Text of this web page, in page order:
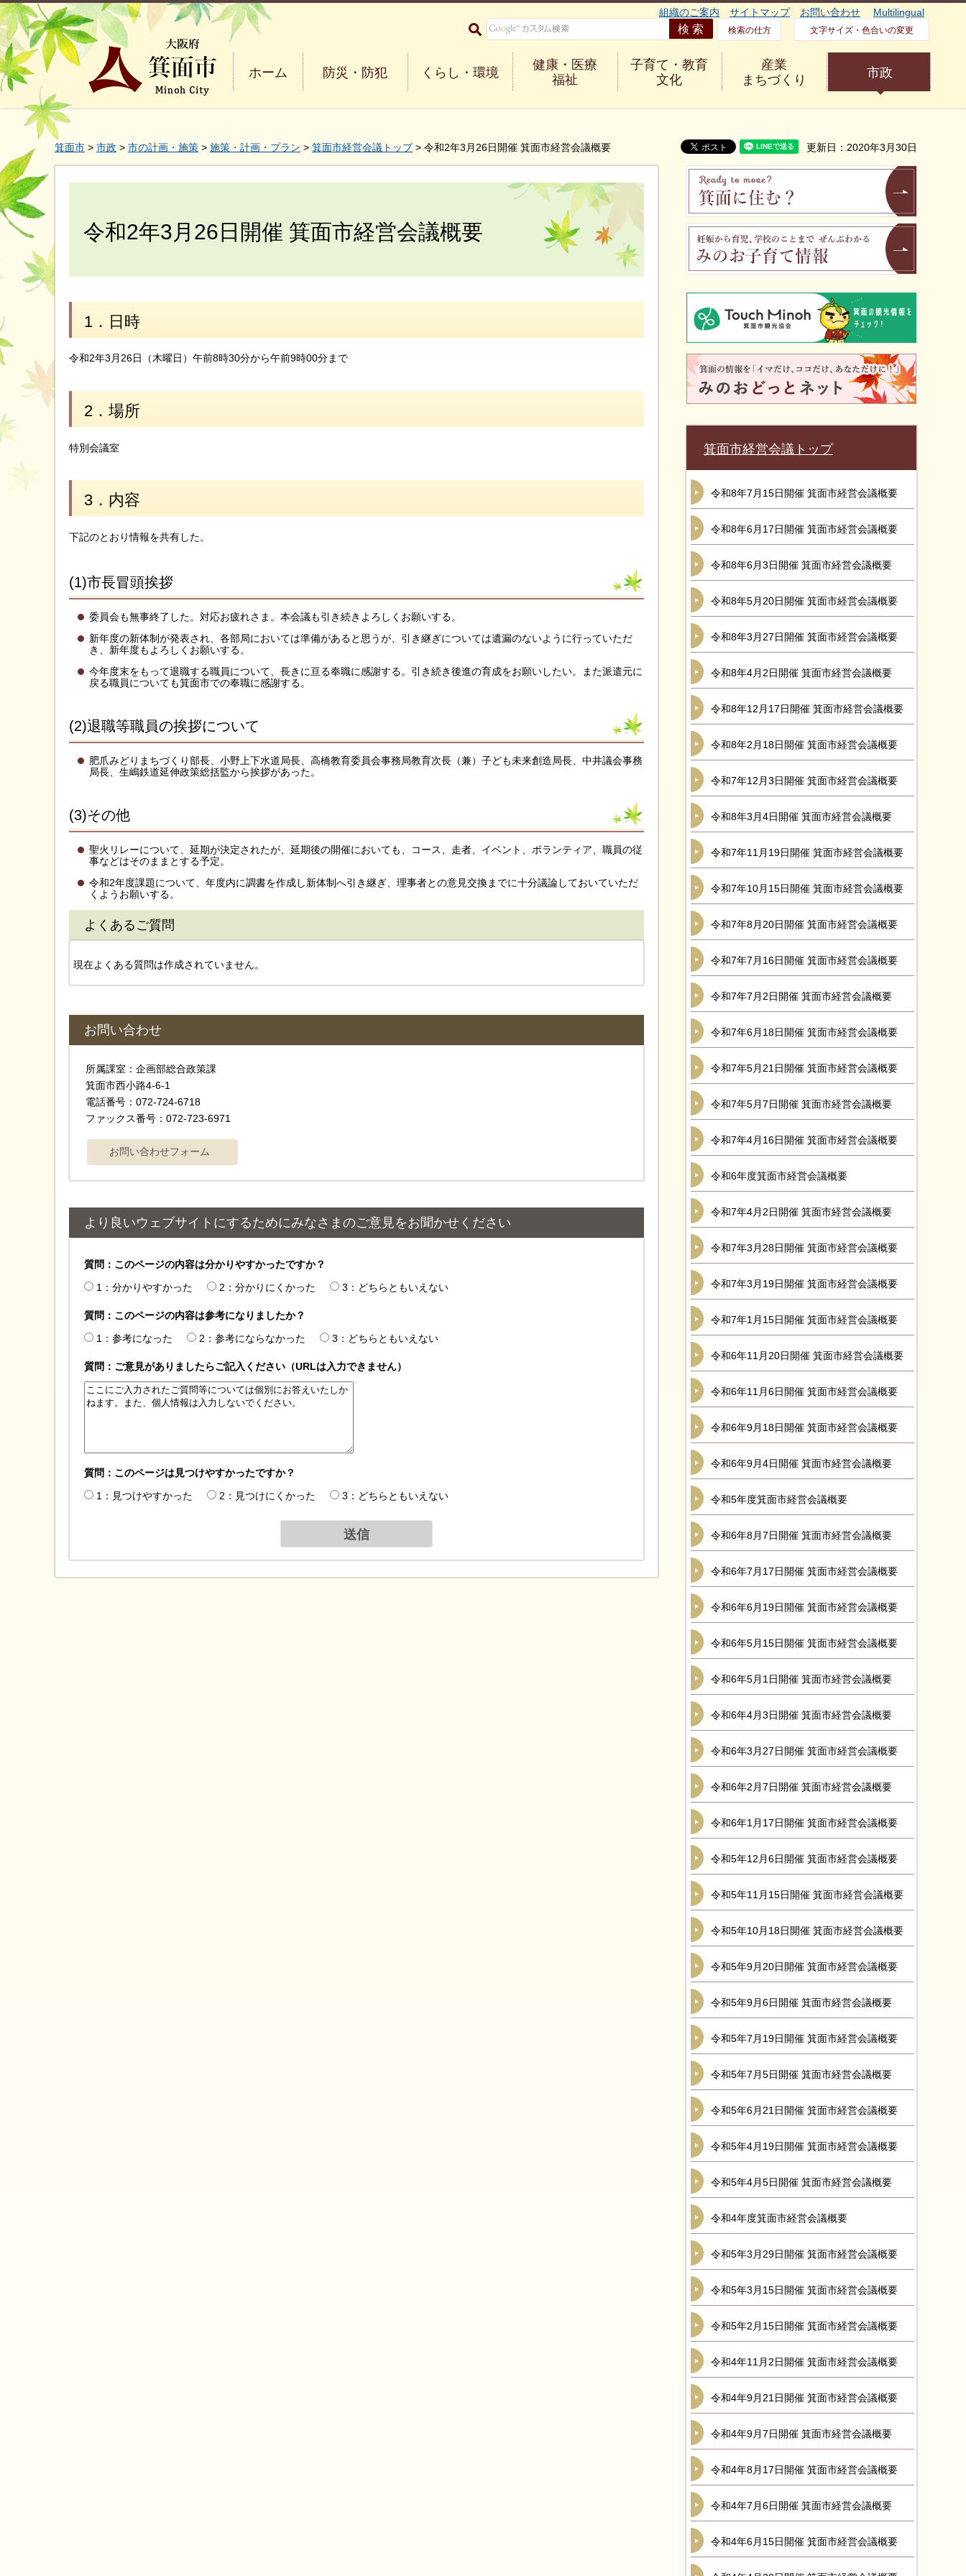
大阪府箕面市 Minoh City
組織のご案内 サイトマップ お問い合わせ Multilingual
検索の仕方 文字サイズ・色合いの変更
ホーム 防災・防犯 くらし・環境
健康・医療
福祉
子育て・教育
文化
産業
まちづくり
市政
箕面市 > 市政 > 市の計画・施策 > 施策・計画・プラン > 箕面市経営会議トップ> 令和2年3月26日開催 箕面市経営会議概要 更新日：2020年3月30日
令和2年3月26日開催 箕面市経営会議概要
1．日時
令和2年3月26日（木曜日）午前8時30分から午前9時00分まで
2．場所
特別会議室
3．内容
下記のとおり情報を共有した。
(1)市長冒頭挨拶
委員会も無事終了した。対応お疲れさま。本会議も引き続きよろしくお願いする。
新年度の新体制が発表され、各部局においては準備があると思うが、引き継ぎについては遺漏のないように行っていただ
き、新年度もよろしくお願いする。
今年度末をもって退職する職員について、長きに亘る奉職に感謝する。引き続き後進の育成をお願いしたい。また派遣元に
戻る職員についても箕面市での奉職に感謝する。
(2)退職等職員の挨拶について
肥爪みどりまちづくり部長、小野上下水道局長、高橋教育委員会事務局教育次長（兼）子ども未来創造局長、中井議会事務
局長、生嶋鉄道延伸政策総括監から挨拶があった。
(3)その他
聖火リレーについて、延期が決定されたが、延期後の開催においても、コース、走者、イベント、ボランティア、職員の従
事などはそのままとする予定。
令和2年度課題について、年度内に調書を作成し新体制へ引き継ぎ、理事者との意見交換までに十分議論しておいていただ
くようお願いする。
よくあるご質問
現在よくある質問は作成されていません。
お問い合わせ
所属課室：企画部総合政策課
箕面市西小路4‐6‐1
電話番号：072-724-6718
ファックス番号：072-723-6971
より良いウェブサイトにするためにみなさまのご意見をお聞かせください
質問：このページの内容は分かりやすかったですか？
1：分かりやすかった
2：分かりにくかった 3：どちらともいえない
質問：このページの内容は参考になりましたか？
1：参考になった
2：参考にならなかった 3：どちらともいえない
質問：ご意見がありましたらご記入ください（URLは入力できません）
質問：このページは見つけやすかったですか？
1：見つけやすかった
2：見つけにくかった 3：どちらともいえない
箕面市経営会議トップ
令和8年7月15日開催 箕面市経営会議概要
令和8年6月17日開催 箕面市経営会議概要
令和8年6月3日開催 箕面市経営会議概要
令和8年5月20日開催 箕面市経営会議概要
令和8年3月27日開催 箕面市経営会議概要
令和8年4月2日開催 箕面市経営会議概要
令和8年12月17日開催 箕面市経営会議概要
令和8年2月18日開催 箕面市経営会議概要
令和7年12月3日開催 箕面市経営会議概要
令和8年3月4日開催 箕面市経営会議概要
令和7年11月19日開催 箕面市経営会議概要
令和7年10月15日開催 箕面市経営会議概要
令和7年8月20日開催 箕面市経営会議概要
令和7年7月16日開催 箕面市経営会議概要
令和7年7月2日開催 箕面市経営会議概要
令和7年6月18日開催 箕面市経営会議概要
令和7年5月21日開催 箕面市経営会議概要
令和7年5月7日開催 箕面市経営会議概要
令和7年4月16日開催 箕面市経営会議概要
令和6年度箕面市経営会議概要
令和7年4月2日開催 箕面市経営会議概要
令和7年3月28日開催 箕面市経営会議概要
令和7年3月19日開催 箕面市経営会議概要
令和7年1月15日開催 箕面市経営会議概要
令和6年11月20日開催 箕面市経営会議概要
令和6年11月6日開催 箕面市経営会議概要
令和6年9月18日開催 箕面市経営会議概要
令和6年9月4日開催 箕面市経営会議概要
令和5年度箕面市経営会議概要
令和6年8月7日開催 箕面市経営会議概要
令和6年7月17日開催 箕面市経営会議概要
令和6年6月19日開催 箕面市経営会議概要
令和6年5月15日開催 箕面市経営会議概要
令和6年5月1日開催 箕面市経営会議概要
令和6年4月3日開催 箕面市経営会議概要
令和6年3月27日開催 箕面市経営会議概要
令和6年2月7日開催 箕面市経営会議概要
令和6年1月17日開催 箕面市経営会議概要
令和5年12月6日開催 箕面市経営会議概要
令和5年11月15日開催 箕面市経営会議概要
令和5年10月18日開催 箕面市経営会議概要
令和5年9月20日開催 箕面市経営会議概要
令和5年9月6日開催 箕面市経営会議概要
令和5年7月19日開催 箕面市経営会議概要
令和5年7月5日開催 箕面市経営会議概要
令和5年6月21日開催 箕面市経営会議概要
令和5年4月19日開催 箕面市経営会議概要
令和5年4月5日開催 箕面市経営会議概要
令和4年度箕面市経営会議概要
令和5年3月29日開催 箕面市経営会議概要
令和5年3月15日開催 箕面市経営会議概要
令和5年2月15日開催 箕面市経営会議概要
令和4年11月2日開催 箕面市経営会議概要
令和4年9月21日開催 箕面市経営会議概要
令和4年9月7日開催 箕面市経営会議概要
令和4年8月17日開催 箕面市経営会議概要
令和4年7月6日開催 箕面市経営会議概要
令和4年6月15日開催 箕面市経営会議概要